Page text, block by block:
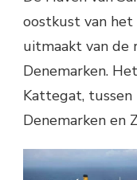
oostkust van het
uitmaakt van de
Denemarken.
Kattegat,
Denemarken en